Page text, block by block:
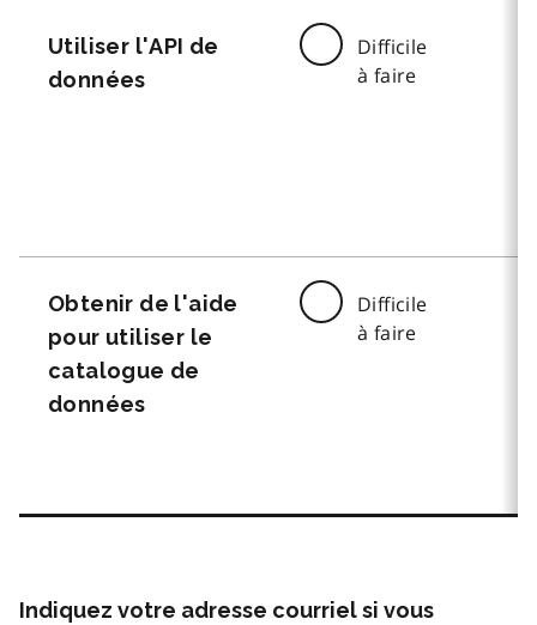
Utiliser l'API de
données
Difficile
à faire
Obtenir de l'aide
pour utiliser le
catalogue de
données
Difficile
à faire
Indiquez votre adresse courriel si vous